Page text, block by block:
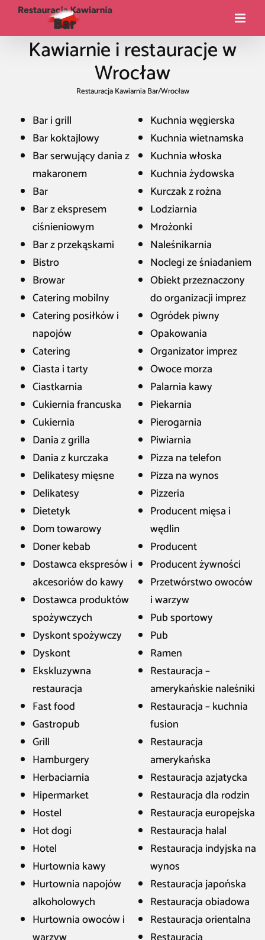
Kawiarnie i restauracje w
Wrocław
Restauracja Kawiarnia Bar/Wrocław
Bar i grill
Bar koktajlowy
Bar serwujący dania z
makaronem
Bar
Bar z ekspresem
ciśnieniowym
Bar z przekąskami
Bistro
Browar
Catering mobilny
Catering posiłków i
napojów
Catering
Ciasta i tarty
Ciastkarnia
Cukiernia francuska
Cukiernia
Dania z grilla
Dania z kurczaka
Delikatesy mięsne
Delikatesy
Dietetyk
Dom towarowy
Doner kebab
Dostawca ekspresów i
akcesoriów do kawy
Dostawca produktów
spożywczych
Dyskont spożywczy
Dyskont
Ekskluzywna
restauracja
Fast food
Gastropub
Grill
Hamburgery
Herbaciarnia
Hipermarket
Hostel
Hot dogi
Hotel
Hurtownia kawy
Hurtownia napojów
alkoholowych
Hurtownia owoców i
Kuchnia węgierska
Kuchnia wietnamska
Kuchnia włoska
Kuchnia żydowska
Kurczak z rożna
Lodziarnia
Mrożonki
Naleśnikarnia
Noclegi ze śniadaniem
Obiekt przeznaczony
do organizacji imprez
Ogródek piwny
Opakowania
Organizator imprez
Owoce morza
Palarnia kawy
Piekarnia
Pierogarnia
Piwiarnia
Pizza na telefon
Pizza na wynos
Pizzeria
Producent mięsa i
wędlin
Producent
Producent żywności
Przetwórstwo owoców
i warzyw
Pub sportowy
Pub
Ramen
Restauracja –
amerykańskie naleśniki
Restauracja – kuchnia
fusion
Restauracja
amerykańska
Restauracja azjatycka
Restauracja dla rodzin
Restauracja europejska
Restauracja halal
Restauracja indyjska na
wynos
Restauracja japońska
Restauracja obiadowa
Restauracja orientalna